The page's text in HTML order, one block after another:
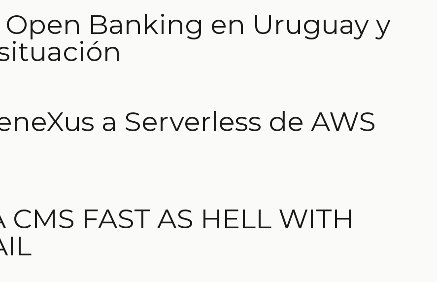
Banking en Uruguay y
a Serverless de AWS
CMS FAST AS HELL WITH